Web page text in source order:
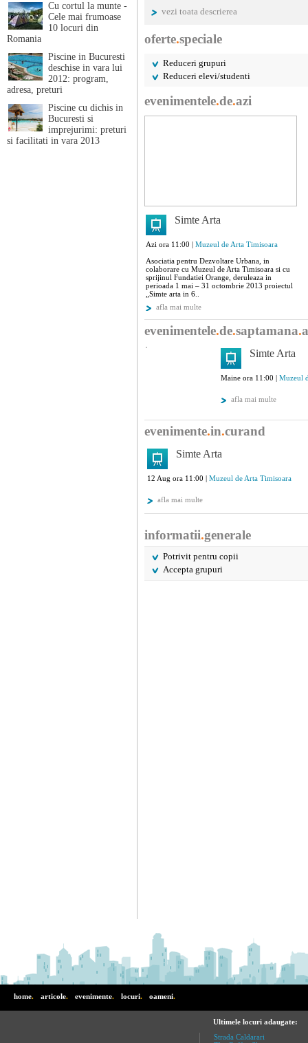
1895, o importanta donatie din colectia
fondatorii muzeului. Donatia sa,
germana, austriaca, maghiara si lucrari
pinacotecii din Timisoara.
Drept marturie a muncii de pionierat
stau catalogul colectiei sale de arta,
Sustinuta activitate pe care a desfasurat-
institutie cu importante functii cultural-
vezi toata descrierea
oferte.speciale
Reduceri grupuri
Reduceri elevi/studenti
evenimentele.de.azi
Simte Arta
Azi ora 11:00 | Muzeul de Arta Timisoara
Asociatia pentru Dezvoltare Urbana, in
colaborare cu Muzeul de Arta Timisoara si cu
sprijinul Fundatiei Orange, deruleaza in
perioada 1 mai – 31 octombrie 2013 proiectul
„Simte arta in 6..
afla mai multe
evenimentele.de.saptamana.
Simte Arta
Maine ora 11:00 | Muzeul
afla mai multe
evenimente.in.curand
Simte Arta
12 Aug ora 11:00 | Muzeul de Arta Timisoara
afla mai multe
informatii.generale
Potrivit pentru copii
Accepta grupuri
Cu cortul la munte -
Cele mai frumoase
10 locuri din
Romania
Piscine in Bucuresti
deschise in vara lui
2012: program,
adresa, preturi
Piscine cu dichis in
Bucuresti si
imprejurimi: preturi
si facilitati in vara 2013
home. articole. evenimente. locuri. oameni.
Ultimele locuri adaugate:
Strada Caldarari